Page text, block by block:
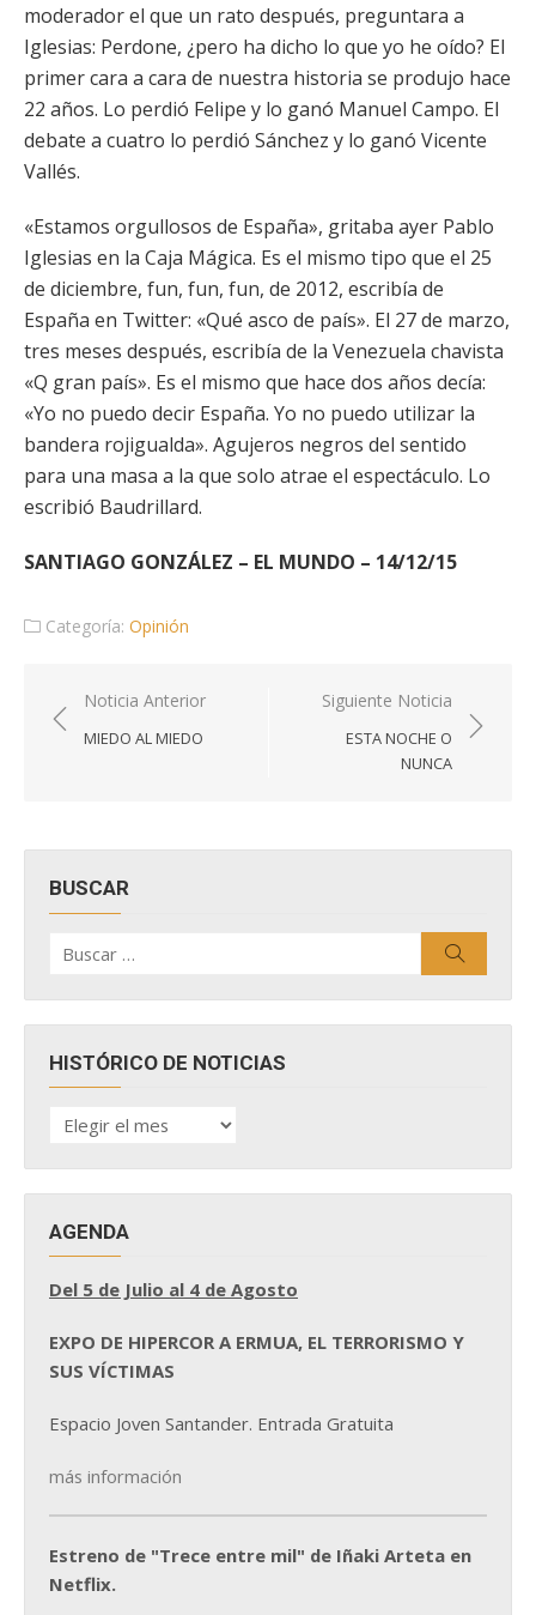
moderador el que un rato después, preguntara a
Iglesias: Perdone, ¿pero ha dicho lo que yo he oído? El
primer cara a cara de nuestra historia se produjo hace
22 años. Lo perdió Felipe y lo ganó Manuel Campo. El
debate a cuatro lo perdió Sánchez y lo ganó Vicente
Vallés.
«Estamos orgullosos de España», gritaba ayer Pablo
Iglesias en la Caja Mágica. Es el mismo tipo que el 25
de diciembre, fun, fun, fun, de 2012, escribía de
España en Twitter: «Qué asco de país». El 27 de marzo,
tres meses después, escribía de la Venezuela chavista
«Q gran país». Es el mismo que hace dos años decía:
«Yo no puedo decir España. Yo no puedo utilizar la
bandera rojigualda». Agujeros negros del sentido
para una masa a la que solo atrae el espectáculo. Lo
escribió Baudrillard.
SANTIAGO GONZÁLEZ – EL MUNDO – 14/12/15
Categoría: Opinión
Navegación
de
Noticia Anterior
MIEDO AL MIEDO
Siguiente Noticia
ESTA NOCHE O
NUNCA
BUSCAR
por:
HISTÓRICO DE NOTICIAS
HISTÓRICO
DE
AGENDA
Del 5 de Julio al 4 de Agosto
EXPO DE HIPERCOR A ERMUA, EL TERRORISMO Y
SUS VÍCTIMAS
Espacio Joven Santander. Entrada Gratuita
más información
Estreno de "Trece entre mil" de Iñaki Arteta en
Netflix.